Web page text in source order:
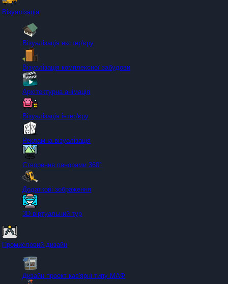
Візуалізація
Візуалізація екстер'єру
Візуалізація комплексної забудови
Архітектурна анімація
Візуалізація інтер'єру
Рекламна візуалізація
Створення панорами 360°
Додаткові зображення
3D віртуальний тур
Промисловий дизайн
Дизайн проект кав'ярні типу МАФ